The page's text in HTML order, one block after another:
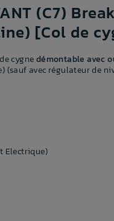
(C7)
[Col de
cygnedémontable avec
(sauf avec régulateur de
Electrique)